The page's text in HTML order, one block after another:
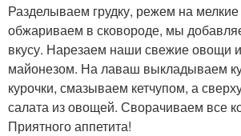
Разделываем грудку, режем на мелкие
обжариваем в сковороде, мы
вкусу. Нарезаем наши свежие овощи
майонезом. На лаваш выкладываем
курочки, смазываем кетчупом, а
салата из овощей. Сворачиваем все
Приятного аппетита!